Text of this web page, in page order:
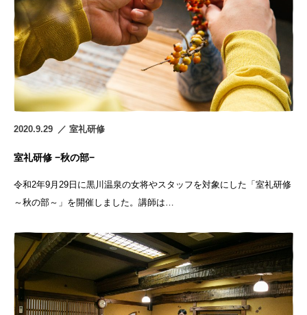
2020.9.29 室礼研修
室礼研修 −秋の部−
令和2年9月29日に黒川温泉の女将やスタッフを対象にした「室礼研修
～秋の部～」を開催しました。講師は…